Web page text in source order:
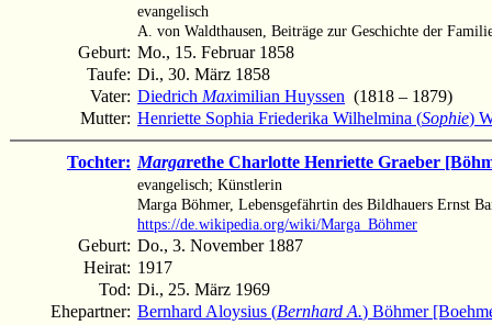
evangelisch
A. von Waldthausen, Beiträge zur Geschichte der
Geburt: Mo., 15. Februar 1858
Taufe: Di., 30. März 1858
Vater: Diedrich Maximilian Huyssen (1818 – 1879)
Mutter: Henriette Sophia Friederika Wilhelmina (Sophie)
Tochter: Margarethe Charlotte Henriette Graeber
evangelisch; Künstlerin
Marga Böhmer, Lebensgefährtin des Bildhauers Ernst
https://de.wikipedia.org/wiki/Marga_Böhmer
Geburt: Do., 3. November 1887
Heirat: 1917
Tod: Di., 25. März 1969
Ehepartner: Bernhard Aloysius (Bernhard A.) Böhmer